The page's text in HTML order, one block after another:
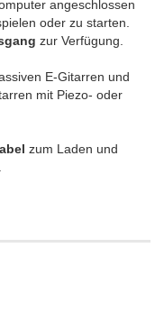
angeschlossen
oder zu starten.
zur Verfügung.
E-Gitarren und
mit Piezo- oder
zum Laden und